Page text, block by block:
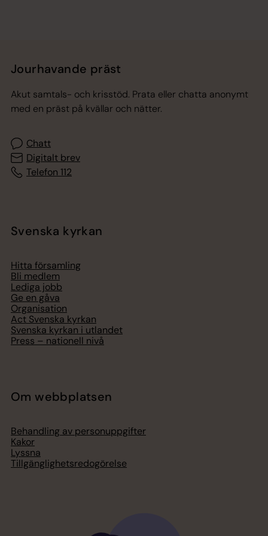
Jourhavande präst
Akut samtals- och krisstöd. Prata eller chatta anonymt
med en präst på kvällar och nätter.
Chatt
Digitalt brev
Telefon 112
Svenska kyrkan
Hitta församling
Bli medlem
Lediga jobb
Ge en gåva
Organisation
Act Svenska kyrkan
Svenska kyrkan i utlandet
Press – nationell nivå
Om webbplatsen
Behandling av personuppgifter
Kakor
Lyssna
Tillgänglighetsredogörelse